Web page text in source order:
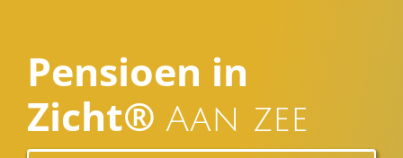
Pensioen in
Zicht® Aan zee